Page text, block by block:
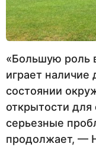
«Большую роль
играет
состоянии
открытости для
серьезные
продолжает, —